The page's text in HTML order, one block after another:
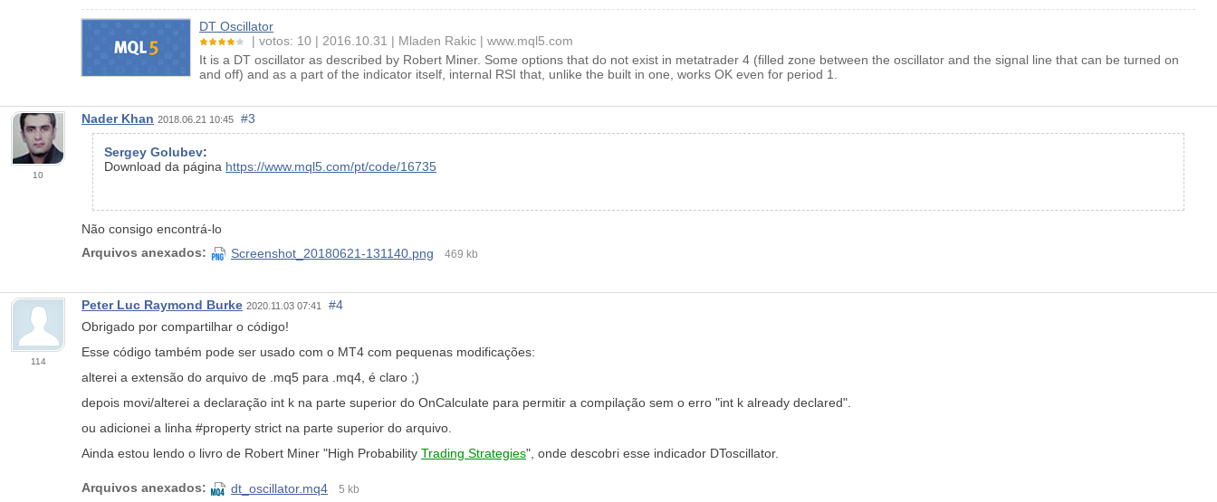
DT Oscillator
votos: 10
2016.10.31 Mladen Rakic
www.mql5.com
It is a DT oscillator as described by Robert Miner. Some options that do not exist in metatrader 4 (filled zone between the oscillator and the signal line that can be turned on
and off) and as a part of the indicator itself, internal RSI that, unlike the built in one, works OK even for period 1.
10
Nader Khan 2018.06.21 10:45 #3
Sergey Golubev:
Download da página https://www.mql5.com/pt/code/16735
Não consigo encontrá-lo
Arquivos anexados:
Screenshot_20180621-131140.png 469 kb
114
Peter Luc Raymond Burke 2020.11.03 07:41
#4
Obrigado por compartilhar o código!
Esse código também pode ser usado com o MT4 com pequenas modificações:
alterei a extensão do arquivo de .mq5 para .mq4, é claro ;)
depois movi/alterei a declaração int k na parte superior do OnCalculate para permitir a compilação sem o erro "int k already declared".
ou adicionei a linha #property strict na parte superior do arquivo.
Ainda estou lendo o livro de Robert Miner "High Probability Trading Strategies", onde descobri esse indicador DToscillator.
Arquivos anexados: dt_oscillator.mq4 5 kb